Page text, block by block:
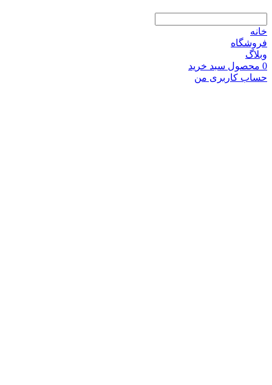
خانه
فروشگاه
وبلاگ
0 محصول سبد خرید
حساب کاربری من